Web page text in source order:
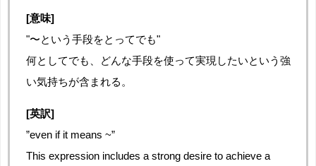
[意味]
"〜という手段をとってでも"
何としてでも、どんな手段を使って実現したいという強
い気持ちが含まれる。
[英訳]
”even if it means ~”
This expression includes a strong desire to achieve a